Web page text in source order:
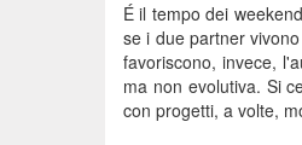
É il tempo dei
se i due partner
favoriscono, invece,
ma non evolutiva. Si
con progetti, a volte,